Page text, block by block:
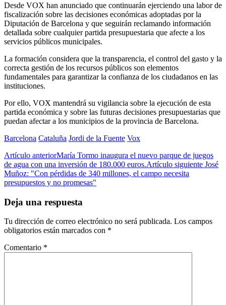
Desde VOX han anunciado que continuarán ejerciendo una labor de
fiscalización sobre las decisiones económicas adoptadas por la
Diputación de Barcelona y que seguirán reclamando información
detallada sobre cualquier partida presupuestaria que afecte a los
servicios públicos municipales.
La formación considera que la transparencia, el control del gasto y la
correcta gestión de los recursos públicos son elementos
fundamentales para garantizar la confianza de los ciudadanos en las
instituciones.
Por ello, VOX mantendrá su vigilancia sobre la ejecución de esta
partida económica y sobre las futuras decisiones presupuestarias que
puedan afectar a los municipios de la provincia de Barcelona.
Barcelona Cataluña Jordi de la Fuente Vox
Artículo anteriorMaría Tormo inaugura el nuevo parque de juegos
de agua con una inversión de 180.000 euros.Artículo siguiente José
Muñoz: "Con pérdidas de 340 millones, el campo necesita
presupuestos y no promesas"
Deja una respuesta
Tu dirección de correo electrónico no será publicada. Los campos
obligatorios están marcados con *
Comentario *